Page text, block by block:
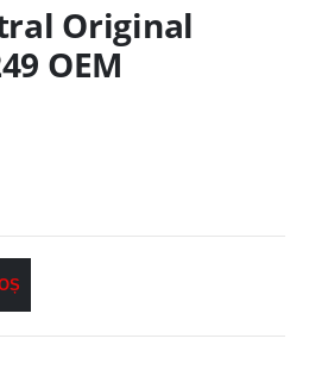
Original
OEM